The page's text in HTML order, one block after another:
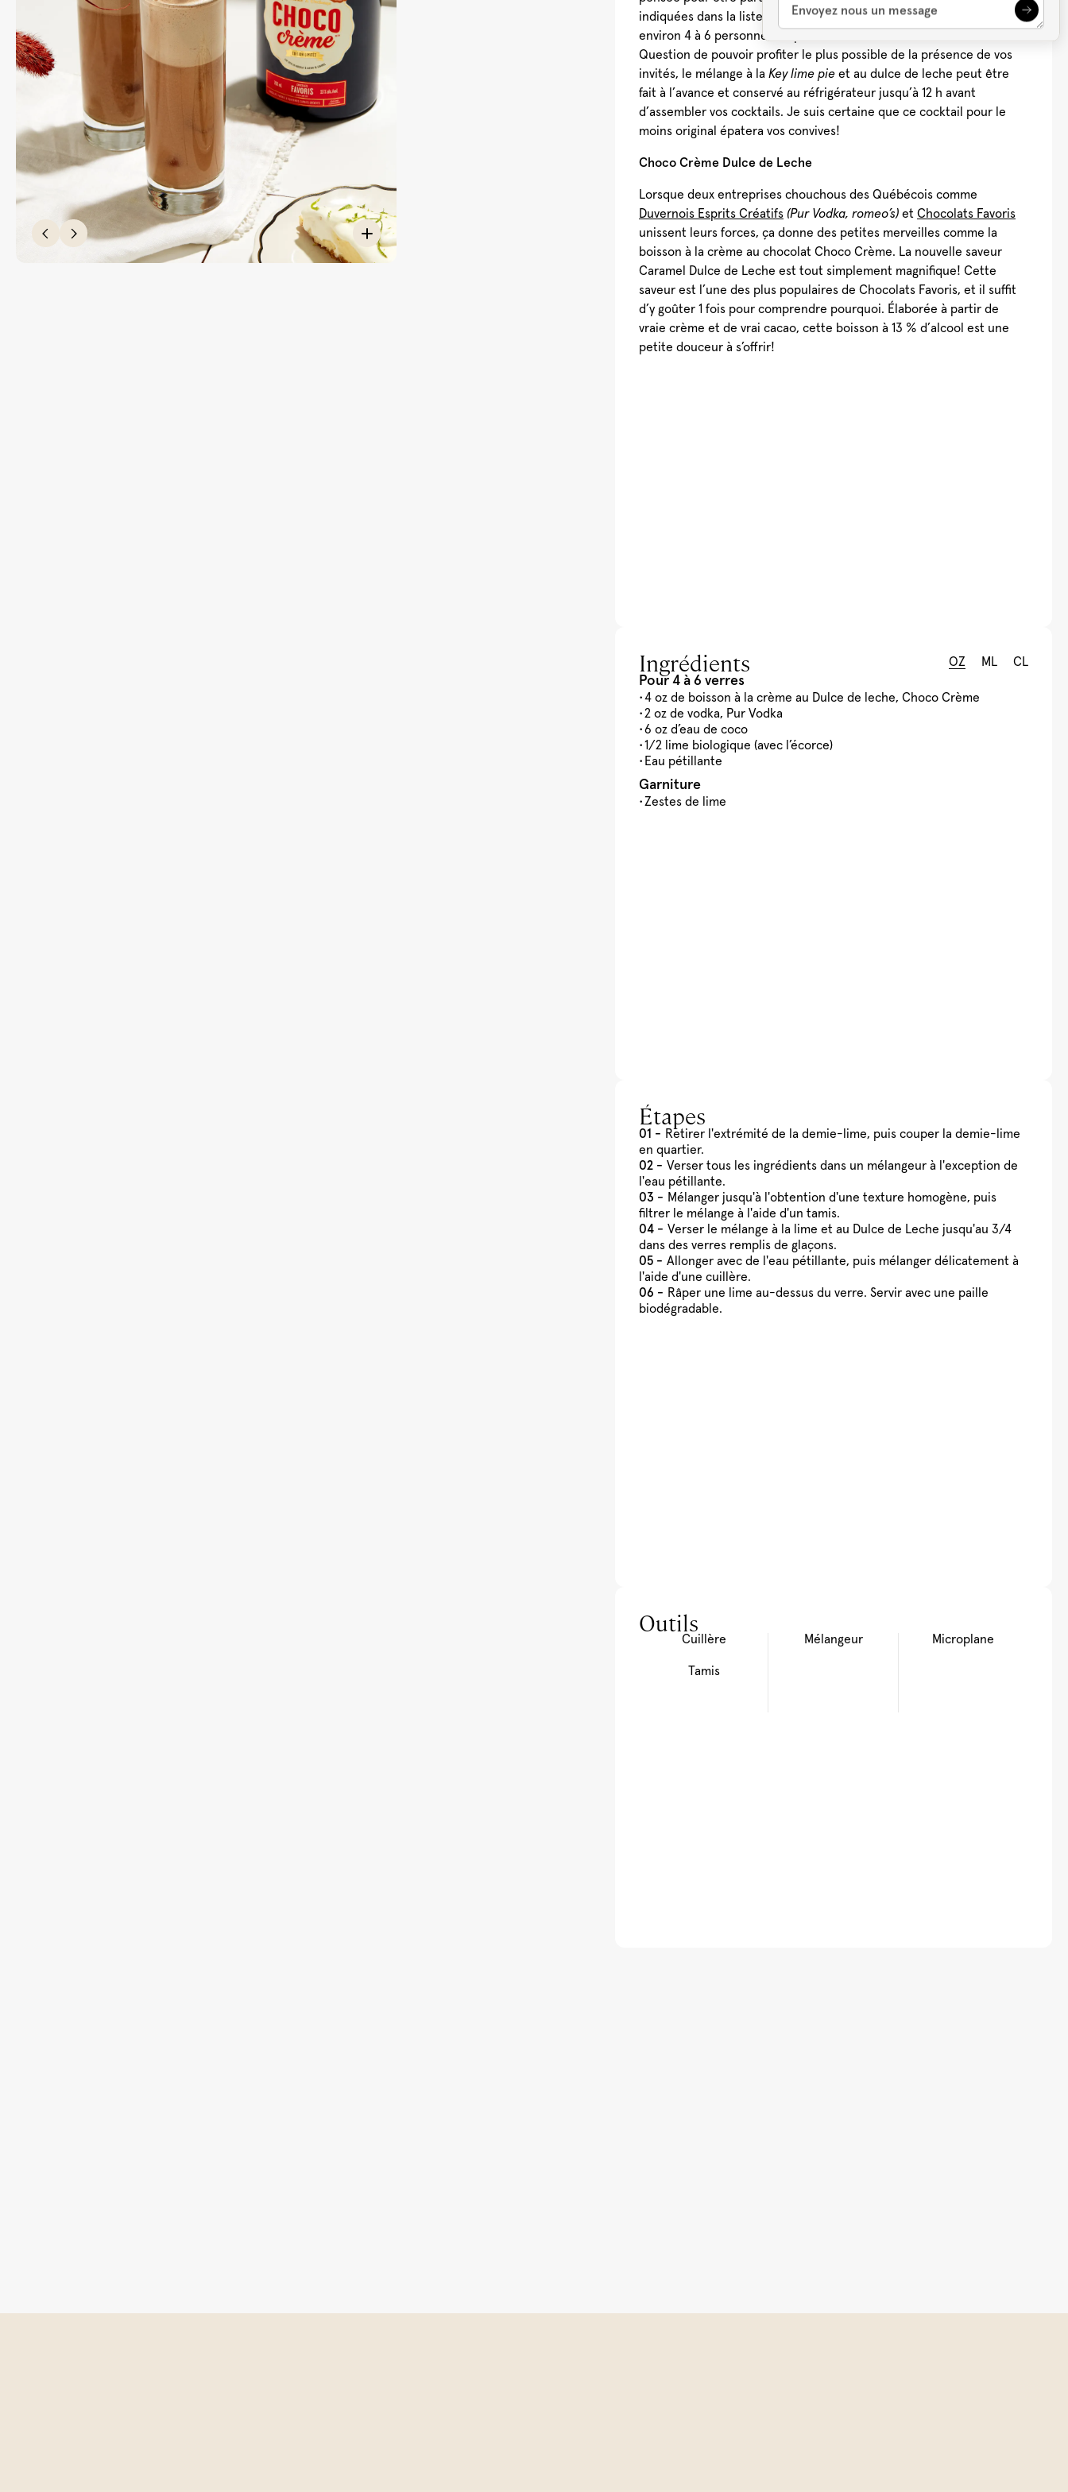
indiquées dans la liste des ingrédients vous permettront de servir
environ 4 à 6 personnes, dépendamment de la taille de vos verres.
Question de pouvoir profiter le plus possible de la présence de vos
invités, le mélange à la Key lime pie et au dulce de leche peut être
fait à l’avance et conservé au réfrigérateur jusqu’à 12 h avant
d’assembler vos cocktails. Je suis certaine que ce cocktail pour le
moins original épatera vos convives!
Choco Crème Dulce de Leche
Lorsque deux entreprises chouchous des Québécois comme
Duvernois Esprits Créatifs (Pur Vodka, romeo’s) et Chocolats Favoris
unissent leurs forces, ça donne des petites merveilles comme la
boisson à la crème au chocolat Choco Crème. La nouvelle saveur
Caramel Dulce de Leche est tout simplement magnifique! Cette
saveur est l’une des plus populaires de Chocolats Favoris, et il suffit
d’y goûter 1 fois pour comprendre pourquoi. Élaborée à partir de
vraie crème et de vrai cacao, cette boisson à 13 % d’alcool est une
petite douceur à s’offrir!
Ingrédients OZ ML CL
Pour 4 à 6 verres
4 oz de boisson à la crème au Dulce de leche, Choco Crème
2 oz de vodka, Pur Vodka
6 oz d’eau de coco
1/2 lime biologique (avec l’écorce)
Eau pétillante
Garniture
Zestes de lime
Étapes
Retirer l'extrémité de la demie-lime, puis couper la demie-lime
en quartier.
Verser tous les ingrédients dans un mélangeur à l'exception de
l'eau pétillante.
Mélanger jusqu'à l'obtention d'une texture homogène, puis
filtrer le mélange à l'aide d'un tamis.
Verser le mélange à la lime et au Dulce de Leche jusqu'au 3/4
dans des verres remplis de glaçons.
Allonger avec de l'eau pétillante, puis mélanger délicatement à
l'aide d'une cuillère.
Râper une lime au-dessus du verre. Servir avec une paille
biodégradable.
Outils
Cuillère Mélangeur Microplane
Tamis
Cocktail Festif à la
Grenade
Léopard En Ski
Tonic (Boire le
Québec)
Lait de Poule
Québécois